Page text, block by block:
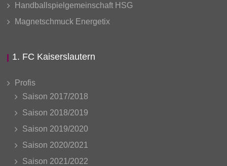
Handballspielgemeinschaft HSG
Magnetschmuck Energetix
1. FC Kaiserslautern
Profis
Saison 2017/2018
Saison 2018/2019
Saison 2019/2020
Saison 2020/2021
Saison 2021/2022